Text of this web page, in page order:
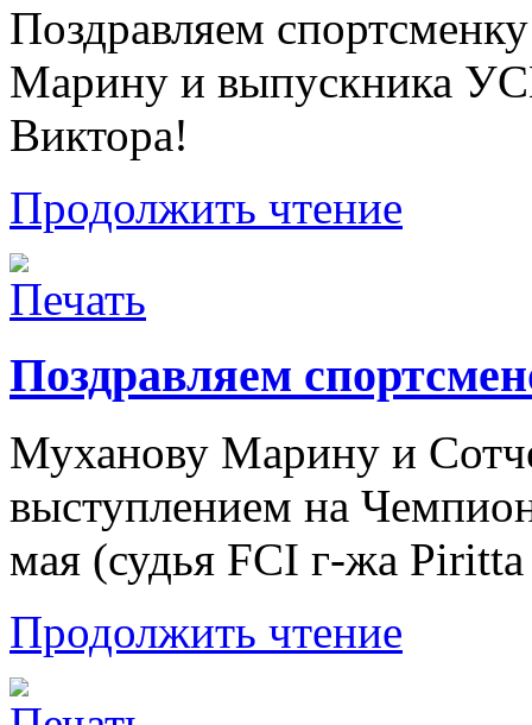
Поздравляем
Марину и выпускника
Виктора!
Продолжить чтение
Поздравляем
Муханову Марину и
выступлением на
мая (судья FCI г-жа
Продолжить чтение